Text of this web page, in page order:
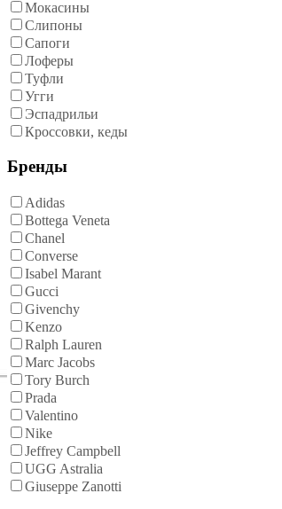
Мокасины
Слипоны
Сапоги
Лоферы
Туфли
Угги
Эспадрильи
Кроссовки, кеды
Бренды
Adidas
Bottega Veneta
Chanel
Converse
Isabel Marant
Gucci
Givenchy
Kenzo
Ralph Lauren
Marc Jacobs
Tory Burch
Prada
Valentino
Nike
Jeffrey Campbell
UGG Astralia
Giuseppe Zanotti